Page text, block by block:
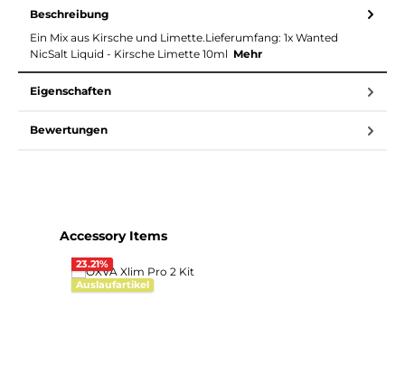
Beschreibung
Ein Mix aus Kirsche und Limette.Lieferumfang: 1x Wanted
NicSalt Liquid - Kirsche Limette 10ml Mehr
Eigenschaften
Bewertungen
Produktgalerie überspringen
Accessory Items
23.21%
Auslaufartikel